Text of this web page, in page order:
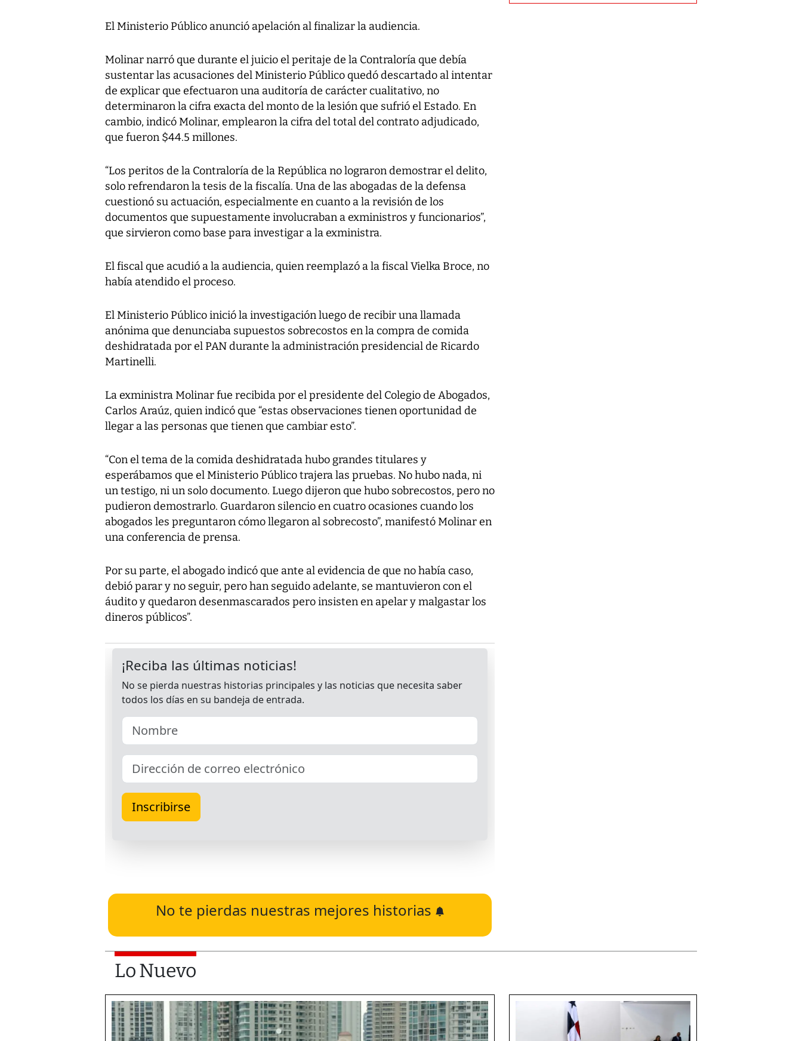
El Ministerio Público anunció apelación al finalizar la audiencia.
Molinar narró que durante el juicio el peritaje de la Contraloría que debía
sustentar las acusaciones del Ministerio Público quedó descartado al intentar
de explicar que efectuaron una auditoría de carácter cualitativo, no
determinaron la cifra exacta del monto de la lesión que sufrió el Estado. En
cambio, indicó Molinar, emplearon la cifra del total del contrato adjudicado,
que fueron $44.5 millones.
“Los peritos de la Contraloría de la República no lograron demostrar el delito,
solo refrendaron la tesis de la fiscalía. Una de las abogadas de la defensa
cuestionó su actuación, especialmente en cuanto a la revisión de los
documentos que supuestamente involucraban a exministros y funcionarios”,
que sirvieron como base para investigar a la exministra.
El fiscal que acudió a la audiencia, quien reemplazó a la fiscal Vielka Broce, no
había atendido el proceso.
El Ministerio Público inició la investigación luego de recibir una llamada
anónima que denunciaba supuestos sobrecostos en la compra de comida
deshidratada por el PAN durante la administración presidencial de Ricardo
Martinelli.
La exministra Molinar fue recibida por el presidente del Colegio de Abogados,
Carlos Araúz, quien indicó que “estas observaciones tienen oportunidad de
llegar a las personas que tienen que cambiar esto”.
“Con el tema de la comida deshidratada hubo grandes titulares y
esperábamos que el Ministerio Público trajera las pruebas. No hubo nada, ni
un testigo, ni un solo documento. Luego dijeron que hubo sobrecostos, pero no
pudieron demostrarlo. Guardaron silencio en cuatro ocasiones cuando los
abogados les preguntaron cómo llegaron al sobrecosto”, manifestó Molinar en
una conferencia de prensa.
Por su parte, el abogado indicó que ante al evidencia de que no había caso,
debió parar y no seguir, pero han seguido adelante, se mantuvieron con el
áudito y quedaron desenmascarados pero insisten en apelar y malgastar los
dineros públicos”.
No te pierdas nuestras mejores historias
Lo Nuevo